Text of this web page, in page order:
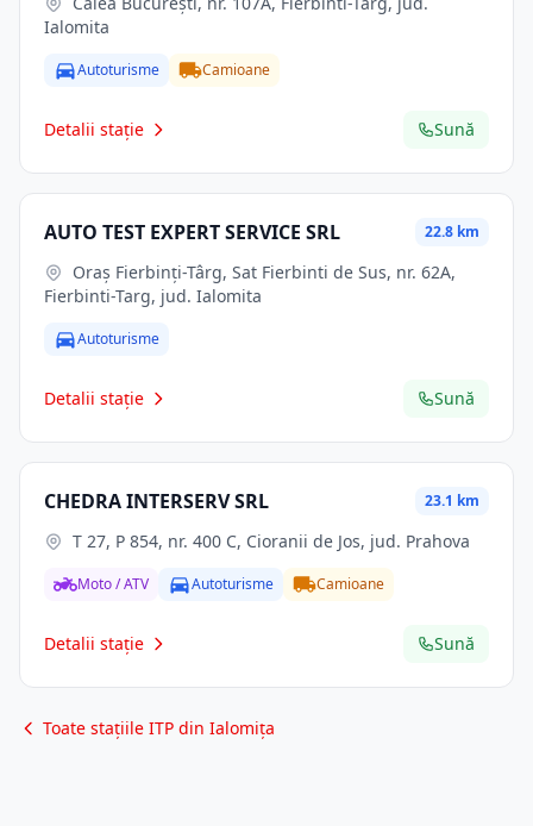
Ialomita
Autoturisme Camioane
Detalii stație Sună
AUTO TEST EXPERT SERVICE SRL 22.8 km
Fierbinti-Targ, jud. Ialomita
Autoturisme
Detalii stație Sună
CHEDRA INTERSERV SRL 23.1 km
T 27, P 854, nr. 400 C, Cioranii de Jos, jud. Prahova
Moto / ATV Autoturisme Camioane
Detalii stație Sună
Toate stațiile ITP din Ialomița